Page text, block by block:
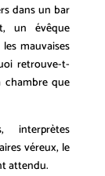
dans un bar
un évêque
mauvaises
retrouve-t-
chambre que
interprètes
véreux, le
attendu.